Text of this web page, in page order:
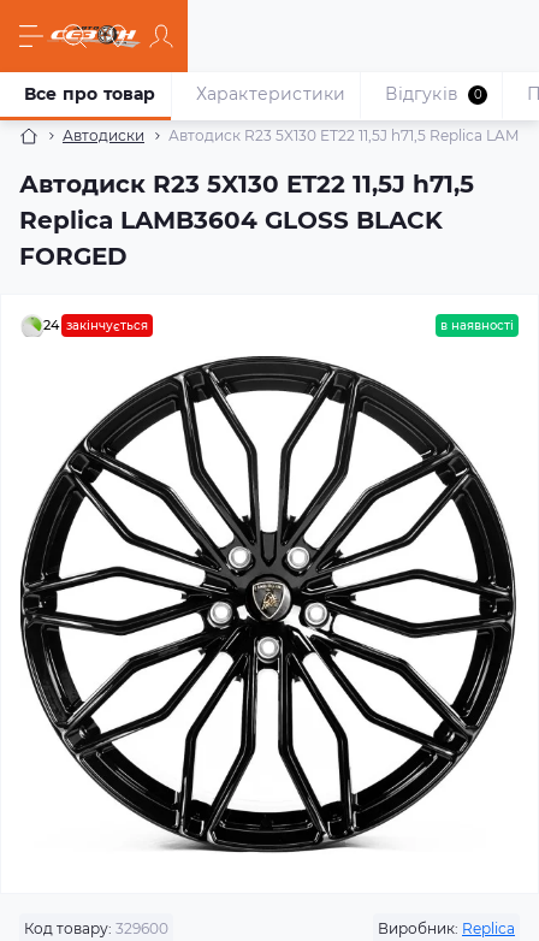
Автодиски Автодиск R23 5X130 ET22 11,5J h71,5 Replica
Автодиск R23 5X130 ET22 11,5J h71,5
Replica LAMB3604 GLOSS BLACK
FORGED
Все про товар Характеристики Відгуків 0
24 закінчується в наявності
Код товару: 329600 Виробник: Replica